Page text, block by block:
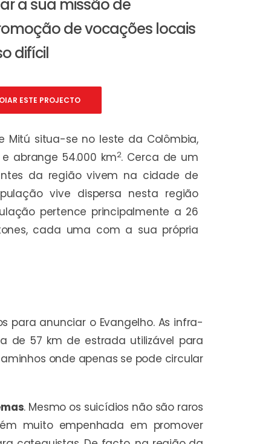
a sua missão de
de vocações locais
difícil
ESTE PROJECTO
Mitú situa-se no leste da Colômbia,
abrange 54.000 km2. Cerca de um
da região vivem na cidade de
vive dispersa nesta região
pertence principalmente a 26
cada uma com a sua própria
para anunciar o Evangelho. As infra-
de 57 km de estrada utilizável para
onde apenas se pode circular
. Mesmo os suicídios não são raros
muito empenhada em promover